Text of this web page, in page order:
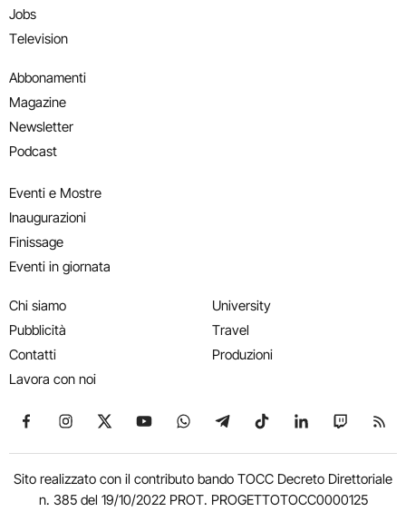
Jobs
Television
Abbonamenti
Magazine
Newsletter
Podcast
Eventi e Mostre
Inaugurazioni
Finissage
Eventi in giornata
Chi siamo
Pubblicità
Contatti
Lavora con noi
University
Travel
Produzioni
Seguici su Facebook
Seguici su Instagram
Seguici su X
Seguici su YouTube
Seguici su WhatsApp
Seguici su Telegram
Seguici su TikTok
Seguici su
Seguici
Sito realizzato con il contributo bando TOCC Decreto Direttoriale
n. 385 del 19/10/2022 PROT. PROGETTOTOCC0000125